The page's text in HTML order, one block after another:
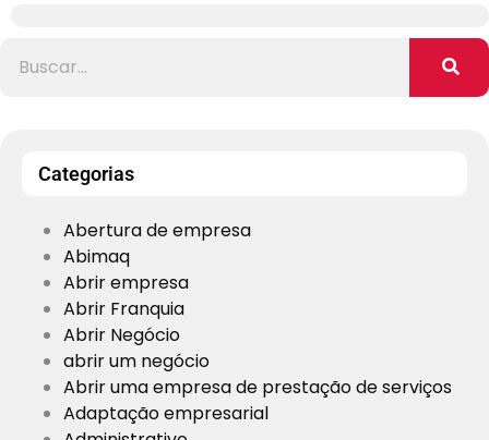
Categorias
Abertura de empresa
Abimaq
Abrir empresa
Abrir Franquia
Abrir Negócio
abrir um negócio
Abrir uma empresa de prestação de serviços
Adaptação empresarial